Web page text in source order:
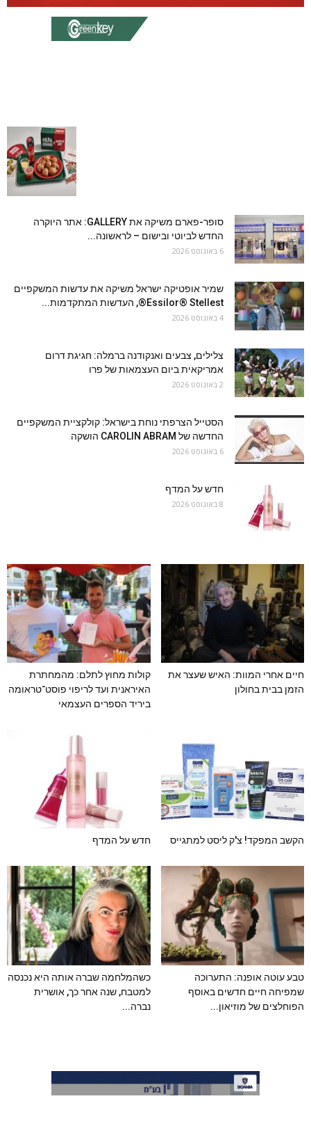
סופר-פארם משיקה את GALLERY: אתר היוקרה
החדש לביוטי ובישום – לראשונה...
6 באוגוסט 2026
שמיר אופטיקה ישראל משיקה את עדשות המשקפיים
Essilor® Stellest®, העדשות המתקדמות...
4 באוגוסט 2026
צלילים, צבעים ואנקודנה ברמלה: חגיגת דרום
אמריקאית ביום העצמאות של פרו
2 באוגוסט 2026
הסטייל הצרפתי נוחת בישראל: קולקציית המשקפיים
החדשה של CAROLIN ABRAM הושקה
6 באוגוסט 2026
חדש על המדף
8 באוגוסט 2026
חיים אחרי המוות: האיש שעצר את
הזמן בבית בחולון
קולות מחוץ לתלם: מהמחתרת
האיראנית ועד לריפוי פוסט־טראומה
ביריד הספרים העצמאי
הקשב המפקד! צ'ק ליסט למתגייס חדש על המדף
טבע עוטה אופנה: התערוכה
שמפיחה חיים חדשים באוסף
הפוחלצים של מוזיאון...
כשהמלחמה שברה אותה היא נכנסה
למטבח, שנה אחר כך, אושרית
נברה...